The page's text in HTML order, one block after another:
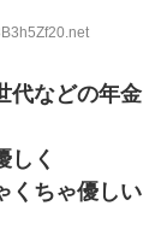
代などの年金
しく
くちゃ優しい